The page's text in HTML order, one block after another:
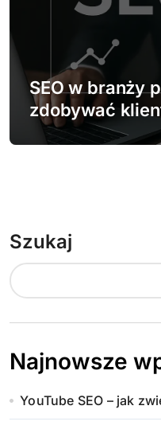
SEO w branży
zdobywać
Szukaj
Najnowsze
YouTube SEO – jak